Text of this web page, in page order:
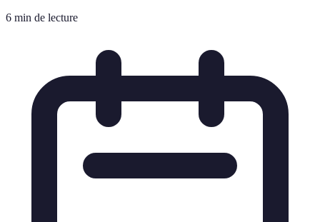
6 min de lecture